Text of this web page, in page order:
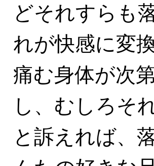
どそれすらも
れが快感に変
痛む身体が次
し、むしろそ
と訴えれば、